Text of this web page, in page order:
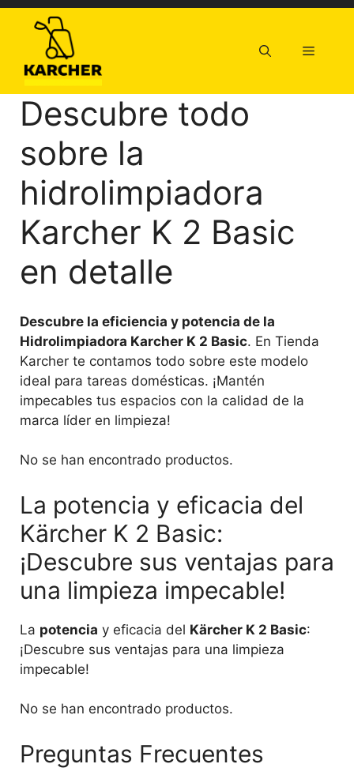
Saltar
contenido
Menú
Descubre todo
sobre la
hidrolimpiadora
Karcher K 2 Basic
en detalle
Descubre la eficiencia y potencia de la
Hidrolimpiadora Karcher K 2 Basic. En Tienda
Karcher te contamos todo sobre este modelo
ideal para tareas domésticas. ¡Mantén
impecables tus espacios con la calidad de la
marca líder en limpieza!
No se han encontrado productos.
La potencia y eficacia del
Kärcher K 2 Basic:
¡Descubre sus ventajas para
una limpieza impecable!
La potencia y eficacia del Kärcher K 2 Basic:
¡Descubre sus ventajas para una limpieza
impecable!
No se han encontrado productos.
Preguntas Frecuentes